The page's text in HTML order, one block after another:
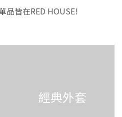
品皆在RED HOUSE!
經典外套